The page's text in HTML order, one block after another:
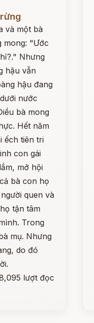
và một bà
mong: "Ước
Nhưng
hậu vẫn
hậu đang
nước
bà mong
Hết năm
ếch tiên tri
con gái
mở hội
bà con họ
quen và
tận tâm
Trong
mụ. Nhưng
do đó
lượt đọc